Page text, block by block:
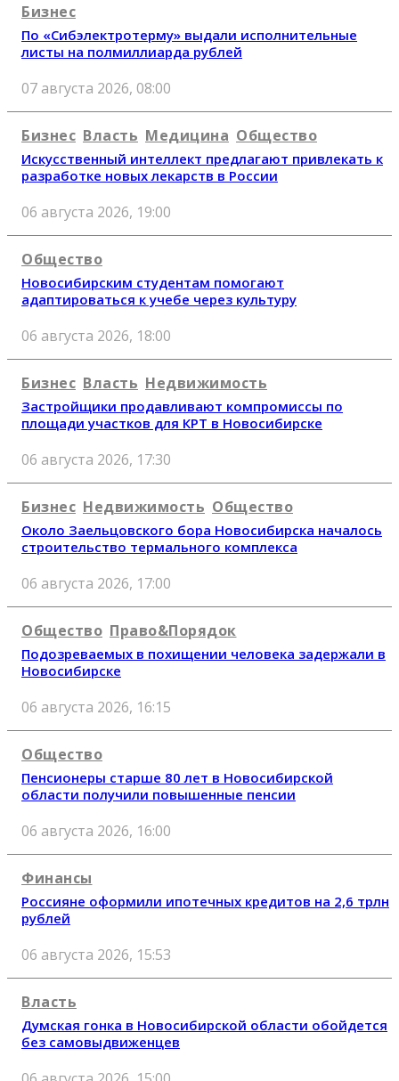
Бизнес
По «Сибэлектротерму» выдали исполнительные
листы на полмиллиарда рублей
07 августа 2026, 08:00
Бизнес Власть Медицина Общество
Искусственный интеллект предлагают привлекать к
разработке новых лекарств в России
06 августа 2026, 19:00
Общество
Новосибирским студентам помогают
адаптироваться к учебе через культуру
06 августа 2026, 18:00
Бизнес Власть Недвижимость
Застройщики продавливают компромиссы по
площади участков для КРТ в Новосибирске
06 августа 2026, 17:30
Бизнес Недвижимость Общество
Около Заельцовского бора Новосибирска началось
строительство термального комплекса
06 августа 2026, 17:00
Общество Право&Порядок
Подозреваемых в похищении человека задержали в
Новосибирске
06 августа 2026, 16:15
Общество
Пенсионеры старше 80 лет в Новосибирской
области получили повышенные пенсии
06 августа 2026, 16:00
Финансы
Россияне оформили ипотечных кредитов на 2,6 трлн
рублей
06 августа 2026, 15:53
Власть
Думская гонка в Новосибирской области обойдется
без самовыдвиженцев